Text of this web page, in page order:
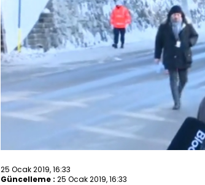
25 Ocak 2019, 16:33
Güncelleme : 25 Ocak 2019, 16:33